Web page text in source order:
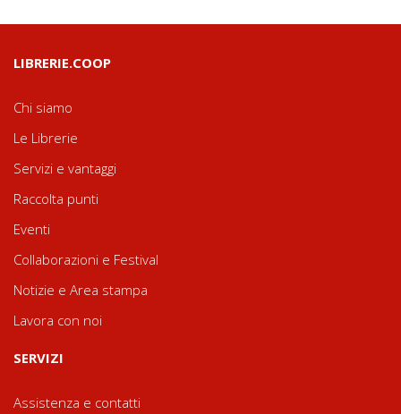
LIBRERIE.COOP
Chi siamo
Le Librerie
Servizi e vantaggi
Raccolta punti
Eventi
Collaborazioni e Festival
Notizie e Area stampa
Lavora con noi
SERVIZI
Assistenza e contatti